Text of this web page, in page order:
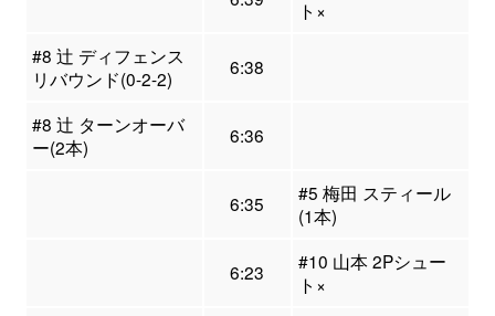
ト×
#8 辻 ディフェンス
リバウンド(0-2-2)
6:38
#8 辻 ターンオーバ
ー(2本)
6:36
6:35
#5 梅田 スティール
(1本)
6:23
#10 山本 2Pシュー
ト×